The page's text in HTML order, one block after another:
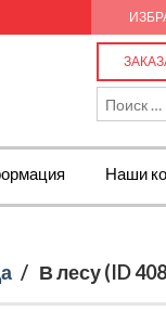
Наши
/ В лесу (ID